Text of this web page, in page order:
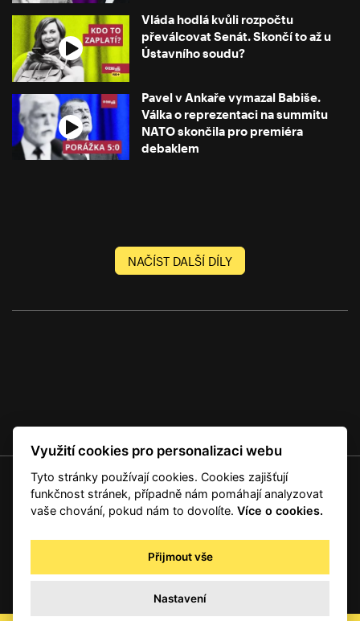
Vláda hodlá kvůli rozpočtu
převálcovat Senát. Skončí to až u
Ústavního soudu?
Pavel v Ankaře vymazal Babiše.
Válka o reprezentaci na summitu
NATO skončila pro premiéra
debaklem
NAČÍST DALŠÍ DÍLY
© 2001 — 2026 Copyright CMI News a dodavatelé obsahu. |
Autorská práva
Zpracování osobních údajů - registrovaní a předplatitelé
Zpracování osobních údajů pro novinářské a další účely
Obchodní podmínky
Využití cookies pro personalizaci webu
Tyto stránky používají cookies. Cookies zajišťují
funkčnost stránek, případně nám pomáhají analyzovat
vaše chování, pokud nám to dovolíte.Více o cookies.
Přijmout vše
Nastavení